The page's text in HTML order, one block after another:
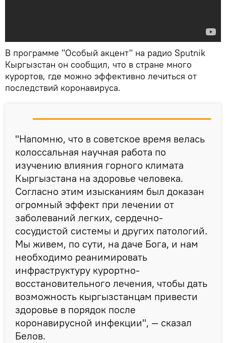
В программе "Особый акцент" на радио Sputnik
Кыргызстан он сообщил, что в стране много
курортов, где можно эффективно лечиться от
последствий коронавируса.
"Напомню, что в советское время велась
колоссальная научная работа по
изучению влияния горного климата
Кыргызстана на здоровье человека.
Согласно этим изысканиям был доказан
огромный эффект при лечении от
заболеваний легких, сердечно-
сосудистой системы и других патологий.
Мы живем, по сути, на даче Бога, и нам
необходимо реанимировать
инфраструктуру курортно-
восстановительного лечения, чтобы дать
возможность кыргызстанцам привести
здоровье в порядок после
коронавирусной инфекции", — сказал
Белов.